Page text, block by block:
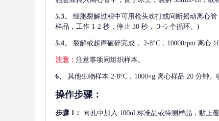
5.3、 细胞裂解过程中可用枪头吹打或间断摇动离心
样品，工作 1-2 秒，停止 30 秒， 3~5 个循环。)
5.4、 裂解或超声破碎完成， 2-8°C，10000rpm 离心
注意： 注意事项同组织样本。
6、 其他生物样本 2-8°C，1000×g 离心样品 20 分钟
操作步骤：
步骤 1： 向孔中加入 100ul 标准品或待测样品，贴上